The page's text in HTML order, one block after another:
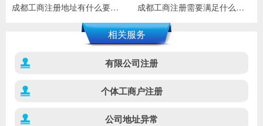
成都工商注册地址有什么要求(工商注册需要的资料) 成都工商注册需要满足什么条件(工商注册需要多久时间)
相关服务
有限公司注册
个体工商户注册
公司地址异常